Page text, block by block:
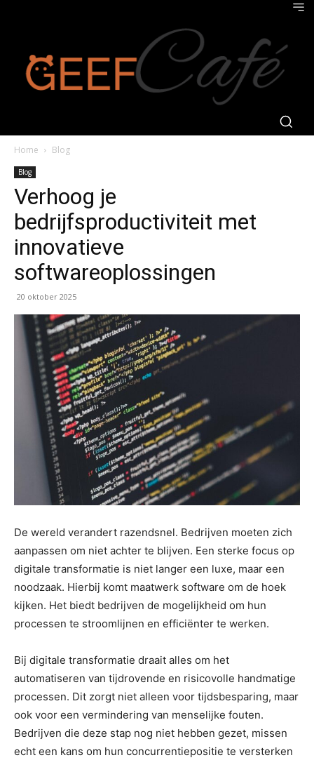
Home Blog
Blog
Verhoog je
bedrijfsproductiviteit met
innovatieve
softwareoplossingen
20 oktober 2025
De wereld verandert razendsnel. Bedrijven moeten zich
aanpassen om niet achter te blijven. Een sterke focus op
digitale transformatie is niet langer een luxe, maar een
noodzaak. Hierbij komt maatwerk software om de hoek
kijken. Het biedt bedrijven de mogelijkheid om hun
processen te stroomlijnen en efficiënter te werken.
Bij digitale transformatie draait alles om het
automatiseren van tijdrovende en risicovolle handmatige
processen. Dit zorgt niet alleen voor tijdsbesparing, maar
ook voor een vermindering van menselijke fouten.
Bedrijven die deze stap nog niet hebben gezet, missen
echt een kans om hun concurrentiepositie te versterken